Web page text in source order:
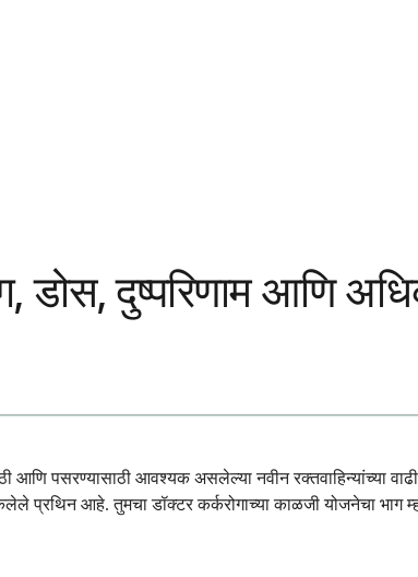
डोस, दुष्परिणाम आणि
आणि पसरण्यासाठी आवश्यक असलेल्या नवीन रक्तवाहिन्यांच्या
केलेले प्रथिन आहे. तुमचा डॉक्टर कर्करोगाच्या काळजी योजनेचा